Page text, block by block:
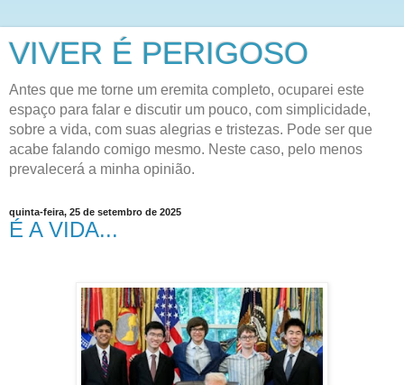
VIVER É PERIGOSO
Antes que me torne um eremita completo, ocuparei este
espaço para falar e discutir um pouco, com simplicidade,
sobre a vida, com suas alegrias e tristezas. Pode ser que
acabe falando comigo mesmo. Neste caso, pelo menos
prevalecerá a minha opinião.
quinta-feira, 25 de setembro de 2025
É A VIDA...